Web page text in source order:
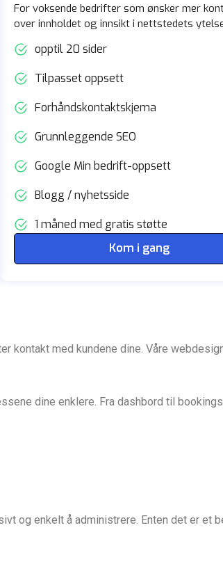
For voksende bedrifter som ønsker mer
over innholdet og innsikt i nettstedets
opptil 20 sider
Tilpasset oppsett
Forhåndskontaktskjema
Grunnleggende SEO
Google Min bedrift-oppsett
Blogg / nyhetsside
1 måned med gratis støtte
Kom i gang
kontakt med kundene dine. Våre
dine enklere. Fra dashbord til
og enkelt å administrere. Enten det er